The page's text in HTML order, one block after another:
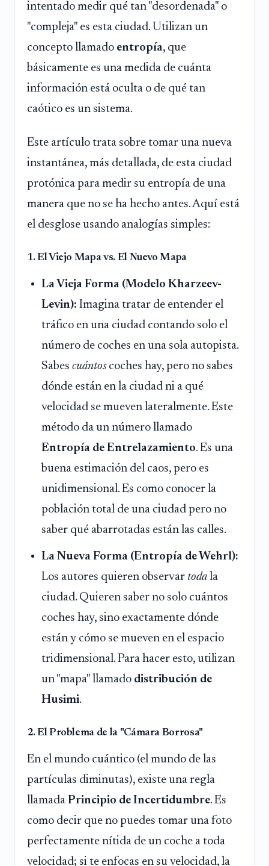
intentado medir qué tan "desordenada" o
"compleja" es esta ciudad. Utilizan un
concepto llamado entropía, que
básicamente es una medida de cuánta
información está oculta o de qué tan
caótico es un sistema.
Este artículo trata sobre tomar una nueva
instantánea, más detallada, de esta ciudad
protónica para medir su entropía de una
manera que no se ha hecho antes. Aquí está
el desglose usando analogías simples:
1. El Viejo Mapa vs. El Nuevo Mapa
La Vieja Forma (Modelo Kharzeev-
Levin): Imagina tratar de entender el
tráfico en una ciudad contando solo el
número de coches en una sola autopista.
Sabes cuántoscoches hay, pero no sabes
dónde están en la ciudad ni a qué
velocidad se mueven lateralmente. Este
método da un número llamado
Entropía de Entrelazamiento. Es una
buena estimación del caos, pero es
unidimensional. Es como conocer la
población total de una ciudad pero no
saber qué abarrotadas están las calles.
La Nueva Forma (Entropía de Wehrl):
Los autores quieren observar toda la
ciudad. Quieren saber no solo cuántos
coches hay, sino exactamente dónde
están y cómo se mueven en el espacio
tridimensional. Para hacer esto, utilizan
un "mapa" llamado distribución de
Husimi.
2. El Problema de la "Cámara Borrosa"
En el mundo cuántico (el mundo de las
partículas diminutas), existe una regla
llamada Principio de Incertidumbre. Es
como decir que no puedes tomar una foto
perfectamente nítida de un coche a toda
velocidad; si te enfocas en su velocidad, la